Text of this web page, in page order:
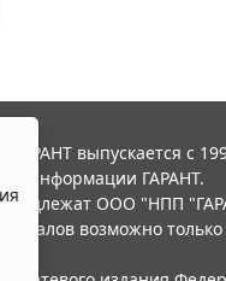
выпускается с
информации ГАРАНТ.
ООО "НПП
возможно